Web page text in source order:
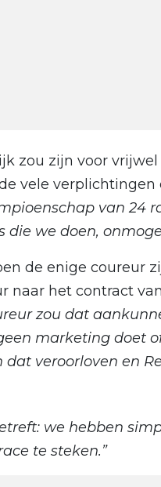
zou zijn voor vrijwel
vele
van 24
we doen,
de enige coureur
naar het contract
zou dat
marketing doet
veroorloven en
we hebben
te steken.”